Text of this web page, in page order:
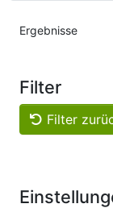
Ergebnisse
Filter
Filter